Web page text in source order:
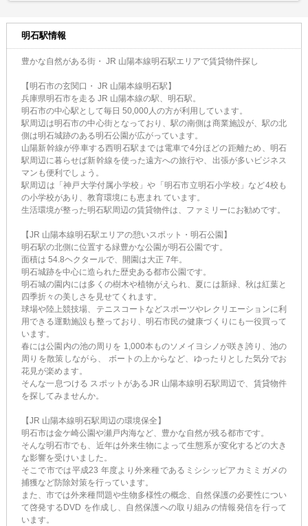
明石駅情報
豊かな自然がある街・ JR 山陽本線明石駅エリアで賃貸物件探し
【明石市の玄関口・ JR 山陽本線明石駅】
兵庫県明石市を走る JR 山陽本線の駅、明石駅。
明石市の中心駅として毎日 50,000人の方が利用しています。
駅周辺は明石市の中心街となっており、駅の南側は商業施設が、駅の北
側は明石城跡のある明石公園が広がっています。
山陽新幹線が停車する西明石駅までは電車で4分ほどの距離ため、明石
駅周辺に暮らせば新幹線を使った遠方への旅行や、出張が多いビジネス
マンも便利でしょう。
駅周辺は「神戸大学付属小学校」や「明石市立明石小学校」など4校も
の小学校があり、教育環境にも恵まれ ています。
生活環境が整った明石駅周辺の賃貸物件は、ファミリーにお勧めです。
【JR 山陽本線明石駅エリアの憩いスポット・明石公園】
明石駅の北側に位置する緑豊かな公園が明石公園です。
面積は 54.8ヘクタールで、開園は大正 7年。
明石城跡を中心に造られた歴史ある都市公園です。
明石城の園内には多くの樹木や植物がえられ、夏には新緑、秋は紅葉と
四季折々の美しさを見せてくれます。
球場や陸上競技場、テニスコートなどスポーツやレクリエーションに利
用できる運動施設も整っており、明石市民の健康づくりにも一役買って
います。
春には公園内の池の周りを 1,000本ものソメイヨシノが咲き誇り、池の
周りを散策しながら、 ボートの上からなど、ゆったりとした気分でお
花見が楽めます。
そんな一息つける スポットがあるJR 山陽本線明石駅周辺で、賃貸物件
を探してみませんか。
【JR 山陽本線明石駅周辺の環境保全】
明石市は金ケ崎公園や瀬戸内海など、豊かな自然が残る都市です。
そんな明石市でも、近年は外来生物によって生態系が変化するどの大き
な影響を受けいました。
そこで市では平成23 年度より外来種であるミシシッピアカミミガメの
捕獲など防除対策を行っています。
また、市では外来種問題や生物多様性の概念、自然保護の必要性につい
て啓発するDVD を作成し、自然保護への取り組みの情報発信を行って
います。